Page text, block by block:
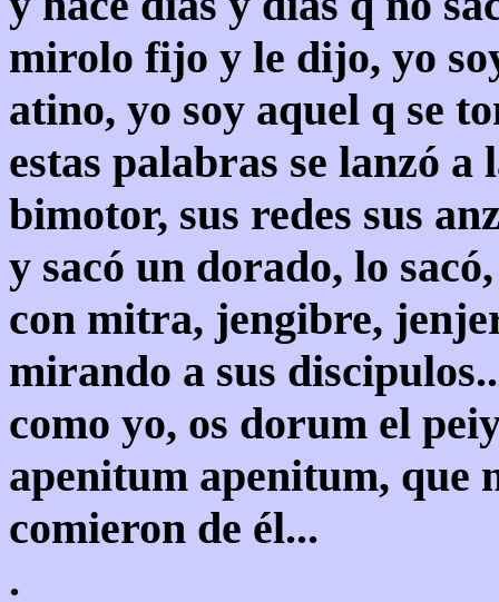
mirolo fijo y le dijo, yo
atino, yo soy aquel q se
estas palabras se lanzó
bimotor, sus redes sus
y sacó un dorado, lo
con mitra, jengibre,
mirando a sus
como yo, os dorum el
apenitum apenitum, que
comieron de él...
.